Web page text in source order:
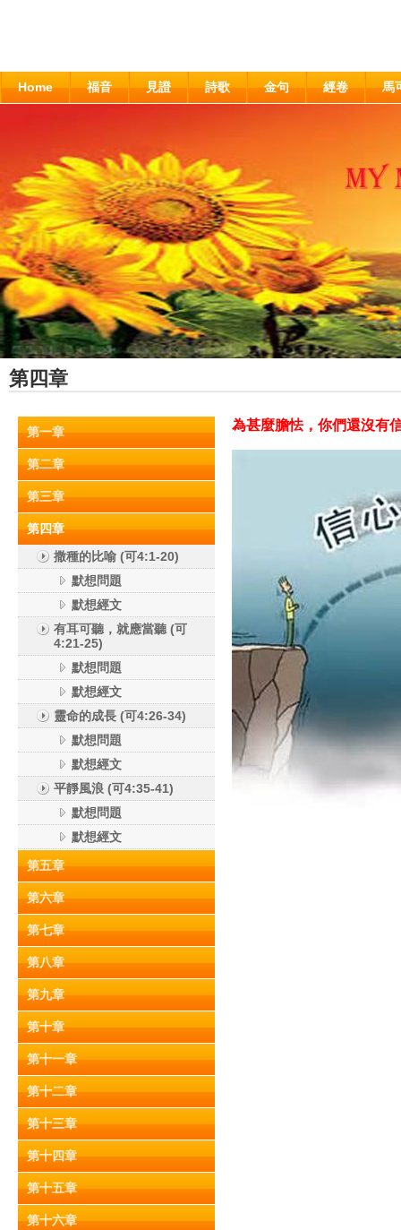
Home 福音 見證 詩歌 金句 經卷 馬
第四章
第一章
第二章
第三章
第四章
撒種的比喻 (可4:1-20)
默想問題
默想經文
有耳可聽，就應當聽 (可
4:21-25)
默想問題
默想經文
靈命的成長 (可4:26-34)
默想問題
默想經文
平靜風浪 (可4:35-41)
默想問題
默想經文
第五章
第六章
第七章
第八章
第九章
第十章
第十一章
第十二章
第十三章
第十四章
第十五章
第十六章
為甚麼膽怯，你們還沒有